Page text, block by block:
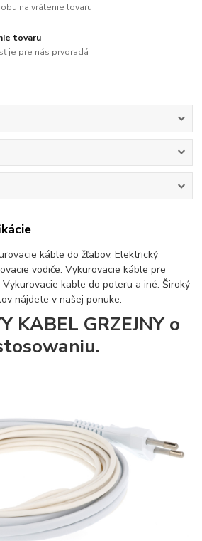
na vrátenie tovaru
tovaru
je pre nás prvoradá
káble do žľabov. Elektrický
vodiče. Vykurovacie káble pre
kable do poteru a iné. Široký
nájdete v našej ponuke.
KABEL GRZEJNY o